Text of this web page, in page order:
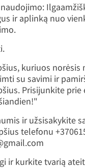
ir aplinką nuo
kuriuos norėsis
su savimi ir
Prisijunkite prie
ir užsisakykite
telefonu
ir kurkite tvarią